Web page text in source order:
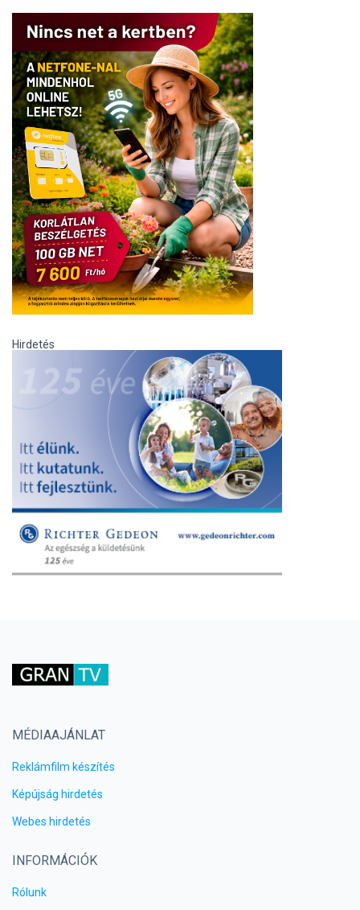
Hirdetés
MÉDIAAJÁNLAT
Reklámfilm készítés
Képújság hirdetés
Webes hirdetés
INFORMÁCIÓK
Rólunk